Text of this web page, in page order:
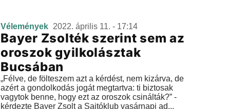
Vélemények 2022. április 11. - 17:14
Bayer Zsolték szerint sem az
oroszok gyilkolásztak
Bucsában
„Félve, de fölteszem azt a kérdést, nem kizárva, de
azért a gondolkodás jogát megtartva: ti biztosak
vagytok benne, hogy ezt az oroszok csinálták?” -
kérdezte Bayer Zsolt a Sajtóklub vasárnapi ad...